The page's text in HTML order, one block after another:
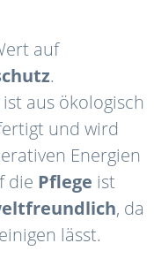
auf
.
ist aus ökologisch
und wird
Energien
die Pflege ist
, da
lässt.